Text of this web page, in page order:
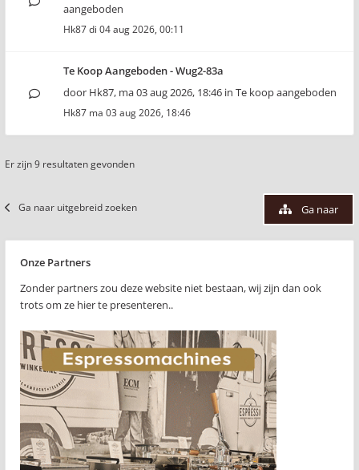
aangeboden
Hk87di 04 aug 2026, 00:11
Te Koop Aangeboden - Wug2-83a
door Hk87, ma 03 aug 2026, 18:46 in Te koop aangeboden
Hk87 ma 03 aug 2026, 18:46
Er zijn 9 resultaten gevonden
Ga naar uitgebreid zoeken Ga naar
Onze Partners
Zonder partners zou deze website niet bestaan, wij zijn dan ook
trots om ze hier te presenteren..